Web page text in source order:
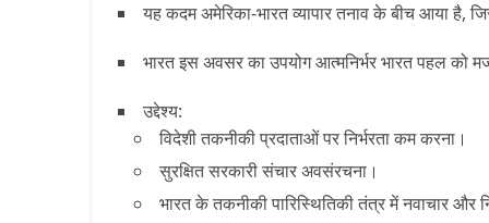
यह कदम अमेरिका-भारत व्यापार तनाव के बीच आया है,
भारत इस अवसर का उपयोगआत्मनिर्भर भारत पहलको
उद्देश्य:
विदेशी तकनीकी प्रदाताओं पर निर्भरता कम करना।
सुरक्षित सरकारी संचार अवसंरचना।
भारत के तकनीकी पारिस्थितिकी तंत्र में नवाचार और